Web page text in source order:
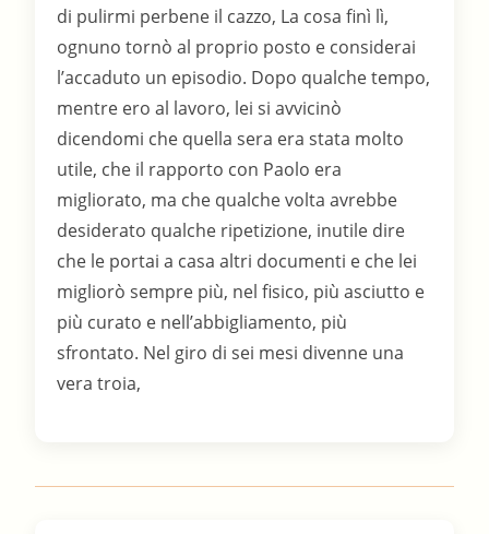
di pulirmi perbene il cazzo, La cosa finì lì,
ognuno tornò al proprio posto e considerai
l’accaduto un episodio. Dopo qualche tempo,
mentre ero al lavoro, lei si avvicinò
dicendomi che quella sera era stata molto
utile, che il rapporto con Paolo era
migliorato, ma che qualche volta avrebbe
desiderato qualche ripetizione, inutile dire
che le portai a casa altri documenti e che lei
migliorò sempre più, nel fisico, più asciutto e
più curato e nell’abbigliamento, più
sfrontato. Nel giro di sei mesi divenne una
vera troia,